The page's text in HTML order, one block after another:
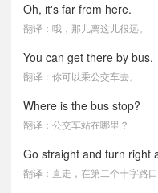
Oh, it's far from here.
翻译：哦，那儿离这儿很远。
You can get there by bus.
翻译：你可以乘公交车去。
Where is the bus stop?
翻译：公交车站在哪里？
Go straight and turn right
翻译：直走，在第二个十字路口